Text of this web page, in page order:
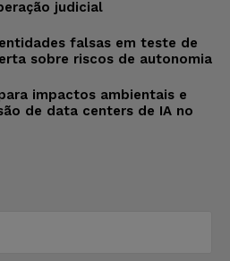
judicial
falsas em teste de
sobre riscos de autonomia
impactos ambientais e
de data centers de IA no